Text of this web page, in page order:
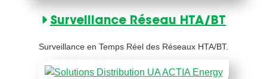
Surveillance Réseau HTA/BT
Surveillance en Temps Réel des Réseaux HTA/BT.